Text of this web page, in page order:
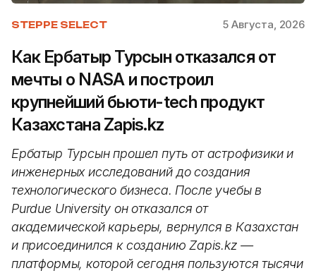
STEPPE SELECT 5 Августа, 2026
Как Ербатыр Турсын отказался от
мечты о NASA и построил
крупнейший бьюти-tech продукт
Казахстана Zapis.kz
Ербатыр Турсын прошел путь от астрофизики и
инженерных исследований до создания
технологического бизнеса. После учебы в
Purdue University он отказался от
академической карьеры, вернулся в Казахстан
и присоединился к созданию Zapis.kz —
платформы, которой сегодня пользуются тысячи